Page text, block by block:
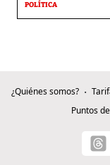
POLÍTICA
¿Quiénes somos?
Puntos